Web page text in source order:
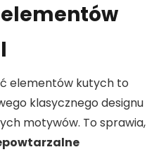
elementów kutych to
klasycznego designu
motywów. To sprawia,